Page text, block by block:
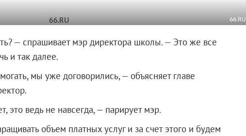
66.RU
— спрашивает мэр директора школы. — Это же все
и так далее.
мы уже договорились, — объясняет главе
это ведь не навсегда, — парирует мэр.
объем платных услуг и за счет этого и будем